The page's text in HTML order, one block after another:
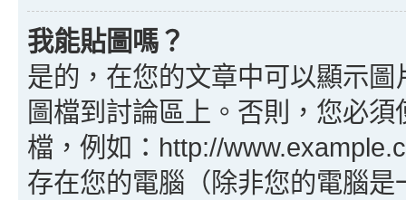
我能貼圖嗎？
是的，在您的文章中可以顯示
圖檔到討論區上。否則，您必
檔，例如：http://
存在您的電腦（除非您的電腦